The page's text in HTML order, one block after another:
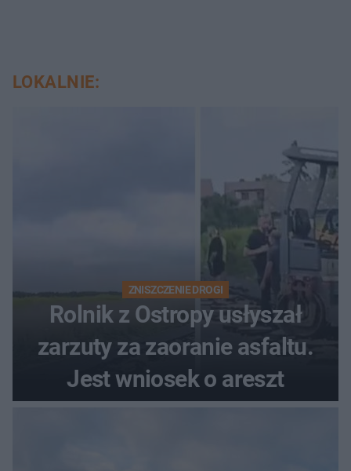
LOKALNIE:
ZNISZCZENIE DROGI
Rolnik z Ostropy usłyszał
zarzuty za zaoranie asfaltu.
Jest wniosek o areszt